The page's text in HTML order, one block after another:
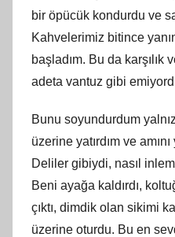
bir öpücük kondurdu ve
Kahvelerimiz bitince
başladım. Bu da karşılık
adeta vantuz gibi
Bunu soyundurdum
üzerine yatırdım ve
Deliler gibiydi, nasıl
Beni ayağa kaldırdı,
çıktı, dimdik olan sikimi
üzerine oturdu. Bu en